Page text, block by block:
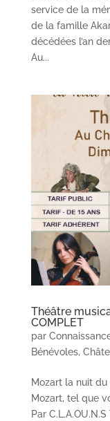
service de la
de la famille
décédées l’an
Au...
Théâtre
COMPLET
par
Bénévoles,
Mozart la nuit du
Mozart, tel que
Par